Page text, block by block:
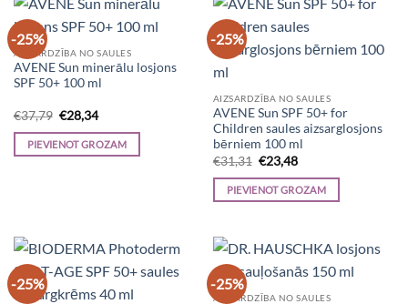
-25%
AIZSARDZĪBA NO SAULES
AVENE Sun minerālu losjons
SPF 50+ 100 ml
€37,79 Original
price
was:
€37,79.
€28,34Current
is:
€28,34.
PIEVIENOT GROZAM
-25%
AIZSARDZĪBA NO SAULES
AVENE Sun SPF 50+ for
Children saules aizsarglosjons
bērniem 100 ml
€31,31 Original
price
was:
€31,31.
€23,48Current
is:
€23,48.
PIEVIENOT GROZAM
-25% -25%
AIZSARDZĪBA NO SAULES